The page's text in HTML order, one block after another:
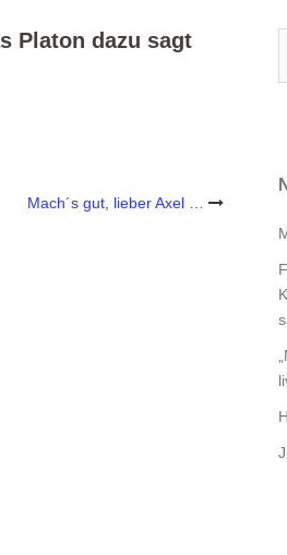
Platon dazu sagt
Mach´s gut, lieber Axel …